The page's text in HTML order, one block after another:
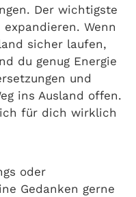
Der wichtigste
Wenn
sicher laufen,
du genug Energie
und
ins Ausland offen.
für dich wirklich
oder
Gedanken gerne